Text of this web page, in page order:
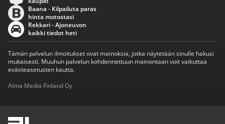
Baana - Kilpailuta paras
hinta motostasi
Rekkari - Ajoneuvon
kaikki tiedot heti
Tämän palvelun ilmoitukset ovat mainoksia, jotka näytetään sinulle hakusi
mukaisesti. Muuhun palvelun kohdennettuun mainontaan voit vaikuttaa
evästeasetusten kautta.
Alma Media Finland Oy